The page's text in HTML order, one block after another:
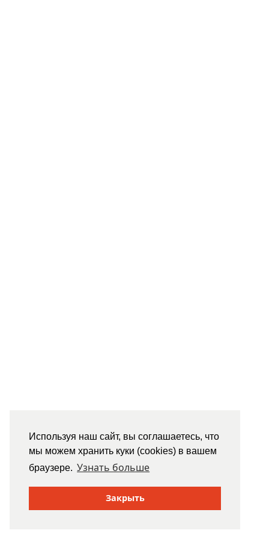
Используя наш сайт, вы соглашаетесь, что
мы можем хранить куки (cookies) в вашем
браузере. Узнать больше
Закрыть